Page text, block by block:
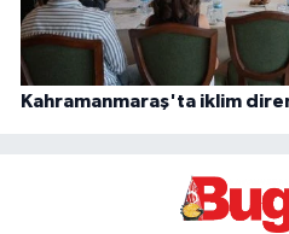
Kahramanmaraş'ta iklim